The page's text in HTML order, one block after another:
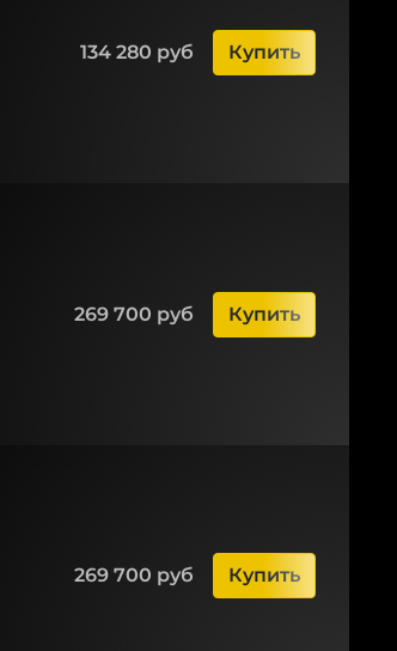
134 280 руб Купить
269 700 руб Купить
269 700 руб Купить